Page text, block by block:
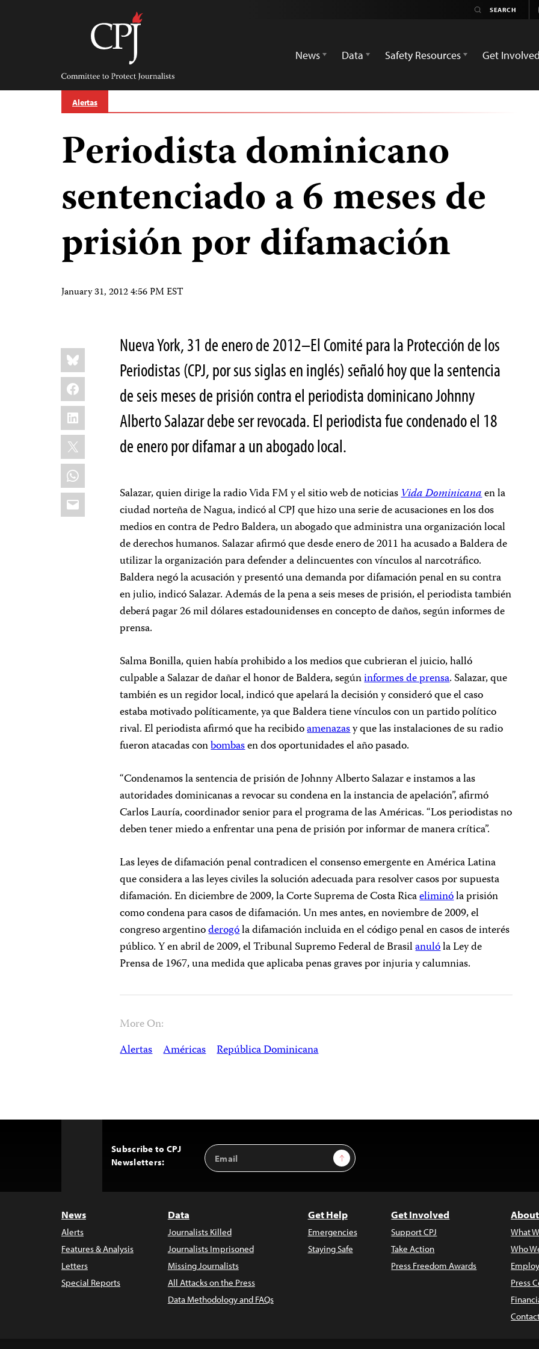
Committee
Protect
Journalists
News
Data Safety Resources Get Involved
Alertas
Periodista dominicano
sentenciado a 6 meses de
prisión por difamación
January 31, 2012 4:56 PM EST
Share
this:
Bluesky
Facebook
LinkedIn
X
WhatsApp
Email
Nueva York, 31 de enero de 2012–El Comité para la Protección de los
Periodistas (CPJ, por sus siglas en inglés) señaló hoy que la sentencia
de seis meses de prisión contra el periodista dominicano Johnny
Alberto Salazar debe ser revocada. El periodista fue condenado el 18
de enero por difamar a un abogado local.
Salazar, quien dirige la radio Vida FM y el sitio web de noticiasVida Dominicanaen la
ciudad norteña de Nagua, indicó al CPJ que hizo una serie de acusaciones en los dos
medios en contra de Pedro Baldera, un abogado que administra una organización local
de derechos humanos. Salazar afirmó que desde enero de 2011 ha acusado a Baldera de
utilizar la organización para defender a delincuentes con vínculos al narcotráfico.
Baldera negó la acusación y presentó una demanda por difamación penal en su contra
en julio, indicó Salazar. Además de la pena a seis meses de prisión, el periodista también
deberá pagar 26 mil dólares estadounidenses en concepto de daños, según informes de
prensa.
Salma Bonilla, quien había prohibido a los medios que cubrieran el juicio, halló
culpable a Salazar de dañar el honor de Baldera, segúninformes de prensa. Salazar, que
también es un regidor local, indicó que apelará la decisión y consideró que el caso
estaba motivado políticamente, ya que Baldera tiene vínculos con un partido político
rival. El periodista afirmó que ha recibidoamenazasy que las instalaciones de su radio
fueron atacadas conbombasen dos oportunidades el año pasado.
“Condenamos la sentencia de prisión de Johnny Alberto Salazar e instamos a las
autoridades dominicanas a revocar su condena en la instancia de apelación”, afirmó
Carlos Lauría, coordinador senior para el programa de las Américas. “Los periodistas no
deben tener miedo a enfrentar una pena de prisión por informar de manera crítica”.
Las leyes de difamación penal contradicen el consenso emergente en América Latina
que considera a las leyes civiles la solución adecuada para resolver casos por supuesta
difamación. En diciembre de 2009, la Corte Suprema de Costa Ricaeliminóla prisión
como condena para casos de difamación. Un mes antes, en noviembre de 2009, el
congreso argentinoderogóla difamación incluida en el código penal en casos de interés
público. Y en abril de 2009, el Tribunal Supremo Federal de Brasilanulóla Ley de
Prensa de 1967, una medida que aplicaba penas graves por injuria y calumnias.
More On:
Alertas Américas República Dominicana
Subscribe to CPJ
Newsletters:
Email
Address
Sign Up
News
Alerts
Features & Analysis
Letters
Special Reports
Data
Journalists Killed
Journalists Imprisoned
Missing Journalists
All Attacks on the Press
Data Methodology and FAQs
Get Help
Emergencies
Staying Safe
Get Involved
Support CPJ
Take Action
Press Freedom Awards
What
Who
Press